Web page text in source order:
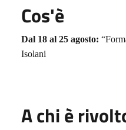
Cos'è
Dal 18 al 25 agosto:
Isolani
A chi è